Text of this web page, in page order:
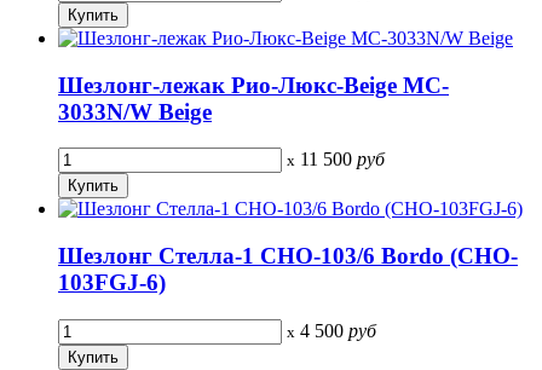
Шезлонг-лежак Рио-Люкс-Beige MC-
3033N/W Beige
x 11 500 руб
Шезлонг Стелла-1 CHO-103/6 Bordo (CHO-
103FGJ-6)
x 4 500 руб